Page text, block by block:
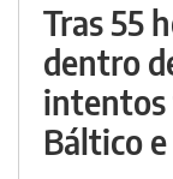
Tras 55
dentro
intentos
Báltico